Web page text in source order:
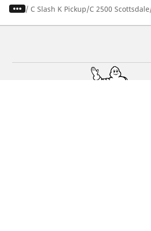
/ C Slash K Pickup C 2500 Scottsdale